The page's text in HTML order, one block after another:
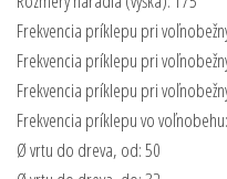
Frekvencia príklepu pri
Frekvencia príklepu pri
Frekvencia príklepu pri
Frekvencia príklepu vo
Ø vrtu do dreva, od: 50